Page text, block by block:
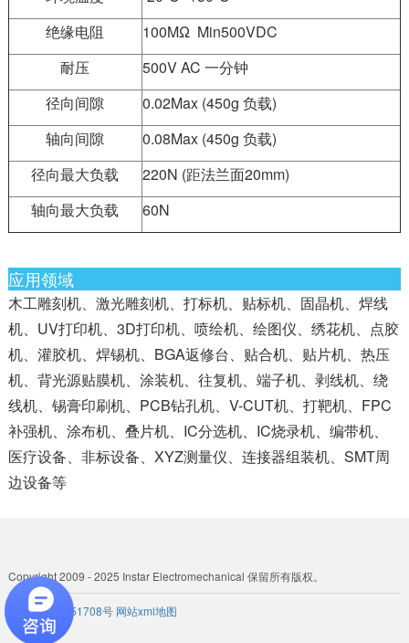
绝缘电阻
100MΩ Min500VDC
耐压
500V AC 一分钟
径向间隙
0.02Max (450g 负载)
轴向间隙
0.08Max (450g 负载)
径向最大负载
220N (距法兰面20mm)
轴向最大负载
60N
应用领域
木工雕刻机、激光雕刻机、打标机、贴标机、固晶机、焊线
机、UV打印机、3D打印机、喷绘机、绘图仪、绣花机、点胶
机、灌胶机、焊锡机、BGA返修台、贴合机、贴片机、热压
机、背光源贴膜机、涂装机、往复机、端子机、剥线机、绕
线机、锡膏印刷机、PCB钻孔机、V-CUT机、打靶机、FPC
补强机、涂布机、叠片机、IC分选机、IC烧录机、编带机、
医疗设备、非标设备、XYZ测量仪、连接器组装机、SMT周
边设备等
Copyright 2009 - 2025 Instar Electromechanical 保留所有版权。
粤ICP备 19051708号 网站xml地图